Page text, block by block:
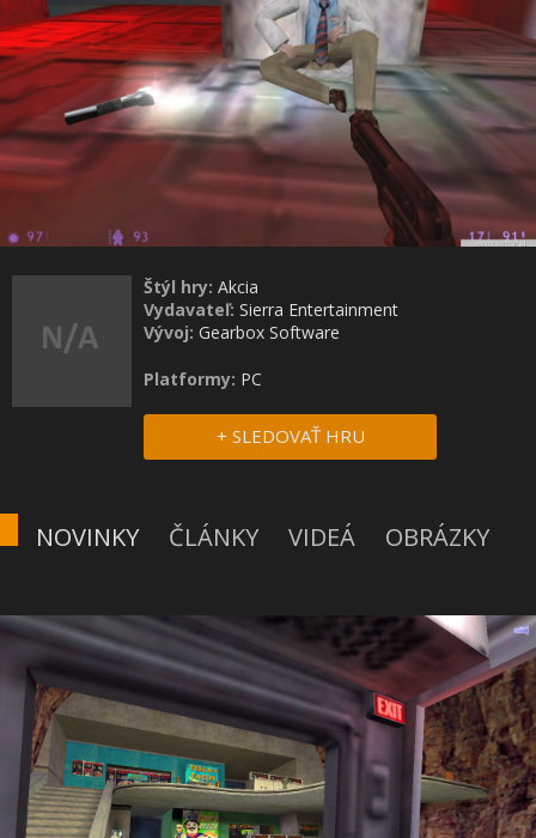
Štýl hry: Akcia
Vydavateľ: Sierra Entertainment
Vývoj: Gearbox Software
Platformy: PC
+ SLEDOVAŤ HRU
NOVINKY ČLÁNKY VIDEÁ OBRÁZKY